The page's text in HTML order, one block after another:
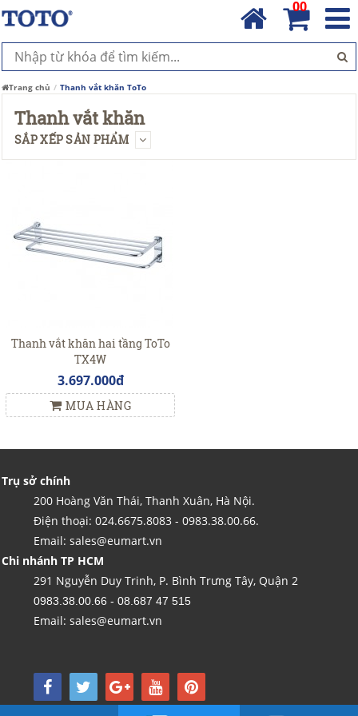
00
Trang chủ Thanh vắt khăn ToTo
Thanh vắt khăn
SẮP XẾP SẢN PHẨM
Thanh vắt khăn hai tầng ToTo
TX4W
3.697.000đ
MUA HÀNG
Trụ sở chính
200 Hoàng Văn Thái, Thanh Xuân, Hà Nội.
Điện thoại: 024.6675.8083 - 0983.38.00.66.
Email: sales@eumart.vn
Chi nhánh TP HCM
291 Nguyễn Duy Trinh, P. Bình Trưng Tây, Quận 2
0983.38.00.66 - 08.687 47 515
Email: sales@eumart.vn